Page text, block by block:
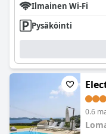
Ilmainen Wi-Fi
Pysäköinti
0.6